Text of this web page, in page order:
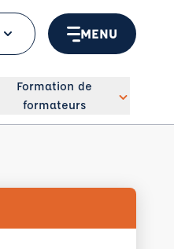
MENU
Formation de
formateurs